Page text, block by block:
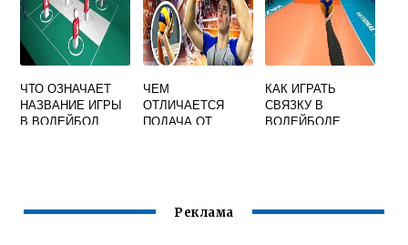
ЧТО ОЗНАЧАЕТ
НАЗВАНИЕ ИГРЫ
В ВОЛЕЙБОЛ
ЧЕМ
ОТЛИЧАЕТСЯ
ПОДАЧА ОТ
КАК ИГРАТЬ
СВЯЗКУ В
ВОЛЕЙБОЛЕ
Реклама